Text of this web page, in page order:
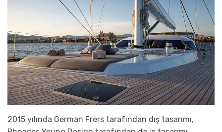
2015 yılında German Frers tarafından dış tasarımı,